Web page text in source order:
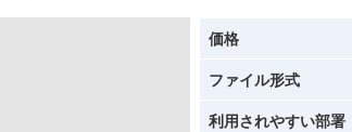
価格
ファイル形式
利用されやすい部署